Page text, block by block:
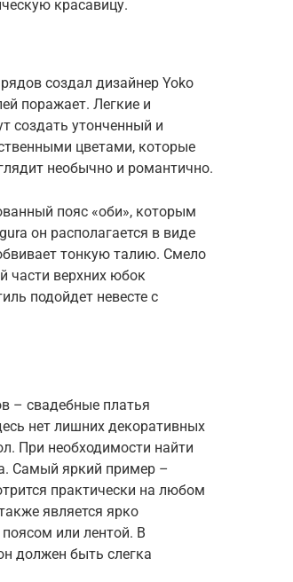
красавицу.
создал дизайнер Yoko
поражает. Легкие и
создать утонченный и
цветами, которые
необычно и романтично.
пояс «оби», которым
он располагается в виде
тонкую талию. Смело
части верхних юбок
подойдет невесте с
– свадебные платья
нет лишних декоративных
При необходимости найти
Самый яркий пример –
практически на любом
является ярко
или лентой. В
должен быть слегка